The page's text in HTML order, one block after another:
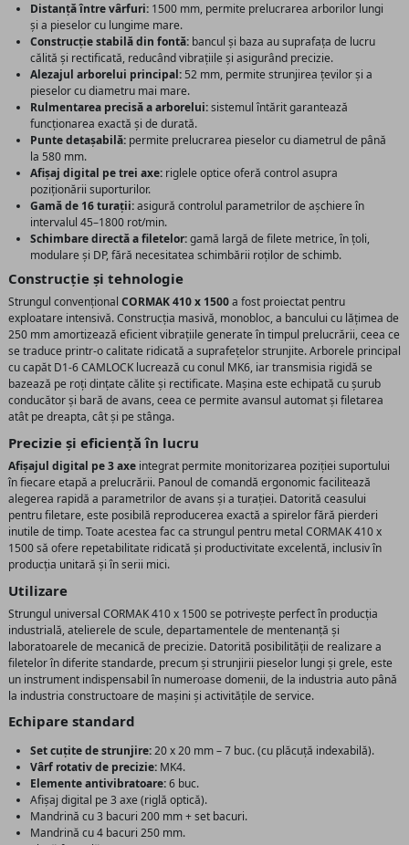
Distanță între vârfuri: 1500 mm, permite prelucrarea arborilor lungi
și a pieselor cu lungime mare.
Construcție stabilă din fontă: bancul și baza au suprafața de lucru
călită și rectificată, reducând vibrațiile și asigurând precizie.
Alezajul arborelui principal: 52 mm, permite strunjirea țevilor și a
pieselor cu diametru mai mare.
Rulmentarea precisă a arborelui:sistemul întărit garantează
funcționarea exactă și de durată.
Punte detașabilă: permite prelucrarea pieselor cu diametrul de până
la 580 mm.
Afișaj digital pe trei axe: riglele optice oferă control asupra
poziționării suporturilor.
Gamă de 16 turații:asigură controlul parametrilor de așchiere în
intervalul 45–1800 rot/min.
Schimbare directă a filetelor:gamă largă de filete metrice, în țoli,
modulare și DP, fără necesitatea schimbării roților de schimb.
Construcție și tehnologie
Strungul convențional CORMAK 410 x 1500a fost proiectat pentru
exploatare intensivă. Construcția masivă, monobloc, a bancului cu lățimea de
250 mm amortizează eficient vibrațiile generate în timpul prelucrării, ceea ce
se traduce printr-o calitate ridicată a suprafețelor strunjite. Arborele principal
cu capăt D1-6 CAMLOCK lucrează cu conul MK6, iar transmisia rigidă se
bazează pe roți dințate călite și rectificate. Mașina este echipată cu șurub
conducător și bară de avans, ceea ce permite avansul automat și filetarea
atât pe dreapta, cât și pe stânga.
Precizie și eficiență în lucru
Afișajul digital pe 3 axe integrat permite monitorizarea poziției suportului
în fiecare etapă a prelucrării. Panoul de comandă ergonomic facilitează
alegerea rapidă a parametrilor de avans și a turației. Datorită ceasului
pentru filetare, este posibilă reproducerea exactă a spirelor fără pierderi
inutile de timp. Toate acestea fac ca strungul pentru metal CORMAK 410 x
1500 să ofere repetabilitate ridicată și productivitate excelentă, inclusiv în
producția unitară și în serii mici.
Utilizare
Strungul universal CORMAK 410 x 1500 se potrivește perfect în producția
industrială, atelierele de scule, departamentele de mentenanță și
laboratoarele de mecanică de precizie. Datorită posibilității de realizare a
filetelor în diferite standarde, precum și strunjirii pieselor lungi și grele, este
un instrument indispensabil în numeroase domenii, de la industria auto până
la industria constructoare de mașini și activitățile de service.
Echipare standard
Set cuțite de strunjire:20 x 20 mm – 7 buc. (cu plăcuță indexabilă).
Vârf rotativ de precizie: MK4.
Elemente antivibratoare:6 buc.
Afișaj digital pe 3 axe (riglă optică).
Mandrină cu 3 bacuri 200 mm + set bacuri.
Mandrină cu 4 bacuri 250 mm.